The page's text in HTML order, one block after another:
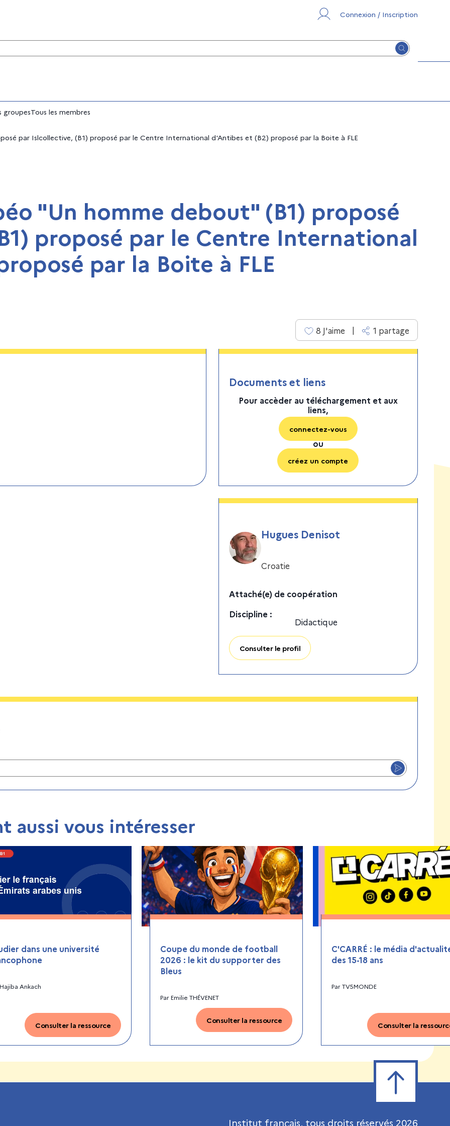
Connexion / Inscription
groupesTous les membres
Lancer la
par Islcollective, (B1) proposé par le Centre International d'Antibes et (B2) proposé par la Boite à FLE
"Un homme debout" (B1) proposé
proposé par le Centre International
par la Boite à FLE
8 J'aime | 1 partage
Documents et liens
Pour accèder au téléchargement et aux
liens,
connectez-vous
ou
créez un compte
Hugues Denisot
Croatie
Attaché(e) de coopération
Discipline :
Didactique
Consulter le profil
aussi vous intéresser
dans une université
Hajiba Ankach
Consulter la ressource
Coupe du monde de football
2026 : le kit du supporter des
Bleus
ParEmilie THÉVENET
Consulter la ressource
C'CARRÉ : le média
des 15-18 ans
ParTV5MONDE
Consulter la
Institut français, tous droits réservés 2026